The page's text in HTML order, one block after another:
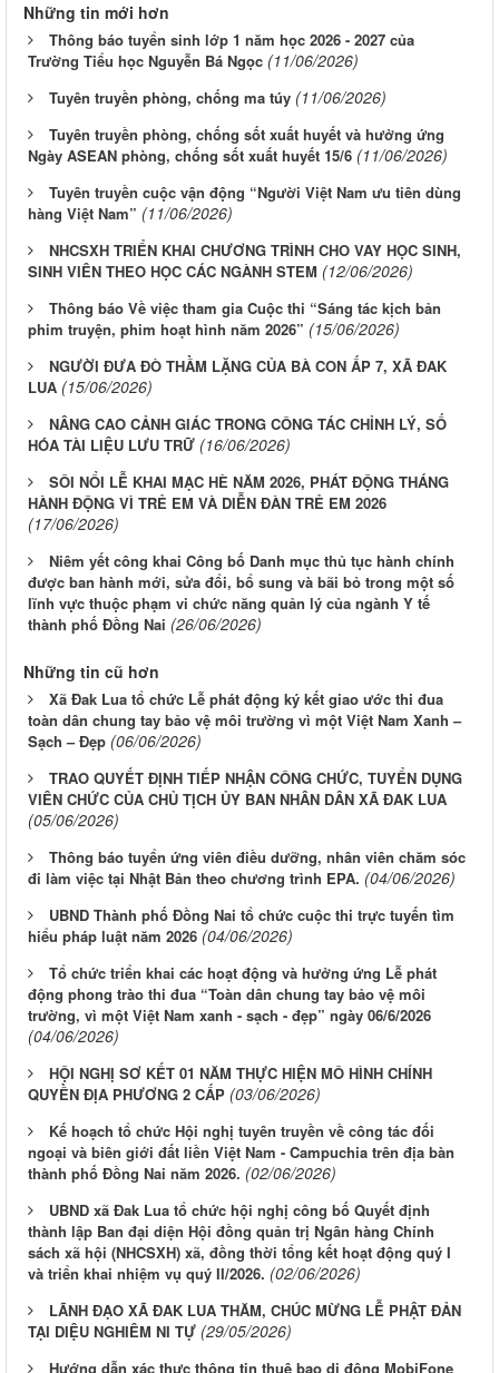
Những tin mới hơn
Thông báo tuyển sinh lớp 1 năm học 2026 - 2027 của
Trường Tiểu học Nguyễn Bá Ngọc (11/06/2026)
Tuyên truyền phòng, chống ma túy (11/06/2026)
Tuyên truyền phòng, chống sốt xuất huyết và hưởng ứng
Ngày ASEAN phòng, chống sốt xuất huyết 15/6 (11/06/2026)
Tuyên truyền cuộc vận động “Người Việt Nam ưu tiên dùng
hàng Việt Nam” (11/06/2026)
NHCSXH TRIỂN KHAI CHƯƠNG TRÌNH CHO VAY HỌC SINH,
SINH VIÊN THEO HỌC CÁC NGÀNH STEM (12/06/2026)
Thông báo Về việc tham gia Cuộc thi “Sáng tác kịch bản
phim truyện, phim hoạt hình năm 2026” (15/06/2026)
NGƯỜI ĐƯA ĐÒ THẦM LẶNG CỦA BÀ CON ẤP 7, XÃ ĐAK
LUA (15/06/2026)
NÂNG CAO CẢNH GIÁC TRONG CÔNG TÁC CHỈNH LÝ, SỐ
HÓA TÀI LIỆU LƯU TRỮ (16/06/2026)
SÔI NỔI LỄ KHAI MẠC HÈ NĂM 2026, PHÁT ĐỘNG THÁNG
HÀNH ĐỘNG VÌ TRẺ EM VÀ DIỄN ĐÀN TRẺ EM 2026
(17/06/2026)
Niêm yết công khai Công bố Danh mục thủ tục hành chính
được ban hành mới, sửa đổi, bổ sung và bãi bỏ trong một số
lĩnh vực thuộc phạm vi chức năng quản lý của ngành Y tế
thành phố Đồng Nai (26/06/2026)
Những tin cũ hơn
Xã Đak Lua tổ chức Lễ phát động ký kết giao ước thi đua
toàn dân chung tay bảo vệ môi trường vì một Việt Nam Xanh –
Sạch – Đẹp (06/06/2026)
TRAO QUYẾT ĐỊNH TIẾP NHẬN CÔNG CHỨC, TUYỂN DỤNG
VIÊN CHỨC CỦA CHỦ TỊCH ỦY BAN NHÂN DÂN XÃ ĐAK LUA
(05/06/2026)
Thông báo tuyển ứng viên điều dưỡng, nhân viên chăm sóc
đi làm việc tại Nhật Bản theo chương trình EPA. (04/06/2026)
UBND Thành phố Đồng Nai tổ chức cuộc thi trực tuyến tìm
hiểu pháp luật năm 2026 (04/06/2026)
Tổ chức triển khai các hoạt động và hưởng ứng Lễ phát
động phong trào thi đua “Toàn dân chung tay bảo vệ môi
trường, vì một Việt Nam xanh - sạch - đẹp” ngày 06/6/2026
(04/06/2026)
HỘI NGHỊ SƠ KẾT 01 NĂM THỰC HIỆN MÔ HÌNH CHÍNH
QUYỀN ĐỊA PHƯƠNG 2 CẤP (03/06/2026)
Kế hoạch tổ chức Hội nghị tuyên truyền về công tác đối
ngoại và biên giới đất liền Việt Nam - Campuchia trên địa bàn
thành phố Đồng Nai năm 2026. (02/06/2026)
UBND xã Đak Lua tổ chức hội nghị công bố Quyết định
thành lập Ban đại diện Hội đồng quản trị Ngân hàng Chính
sách xã hội (NHCSXH) xã, đồng thời tổng kết hoạt động quý I
và triển khai nhiệm vụ quý II/2026. (02/06/2026)
LÃNH ĐẠO XÃ ĐAK LUA THĂM, CHÚC MỪNG LỄ PHẬT ĐẢN
TẠI DIỆU NGHIÊM NI TỰ (29/05/2026)
Hướng dẫn xác thực thông tin thuê bao di động MobiFone